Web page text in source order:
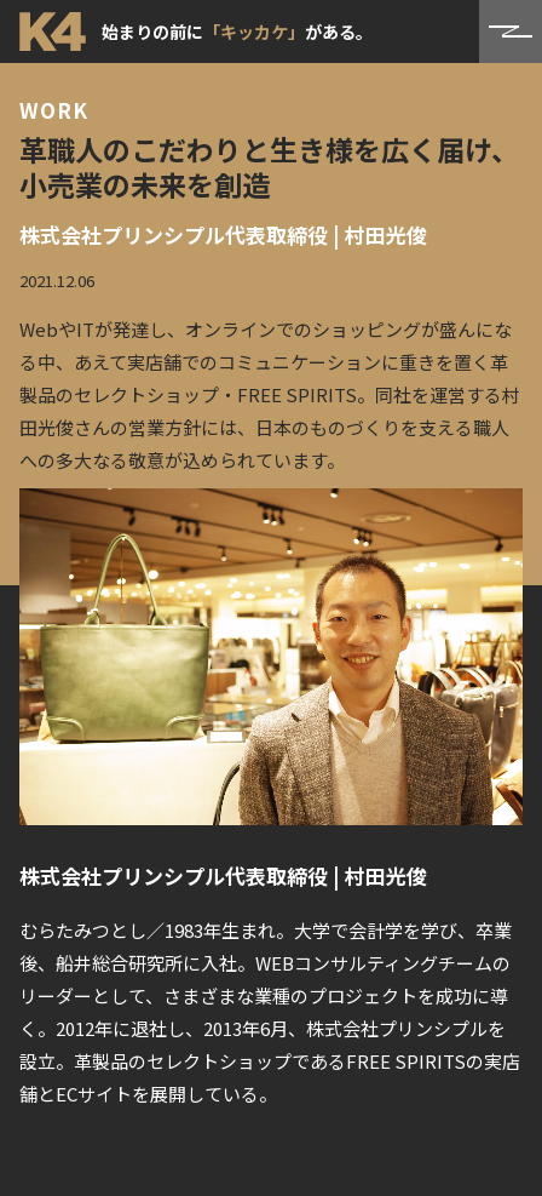
始まりの前に 「キッカケ」 がある。
WORK
革職人のこだわりと生き様を広く届け、
小売業の未来を創造
株式会社プリンシプル代表取締役 | 村田光俊
2021.12.06
WebやITが発達し、オンラインでのショッピングが盛んにな
る中、あえて実店舗でのコミュニケーションに重きを置く革
製品のセレクトショップ・FREE SPIRITS。同社を運営する村
田光俊さんの営業方針には、日本のものづくりを支える職人
への多大なる敬意が込められています。
株式会社プリンシプル代表取締役 | 村田光俊
むらたみつとし／1983年生まれ。大学で会計学を学び、卒業
後、船井総合研究所に入社。WEBコンサルティングチームの
リーダーとして、さまざまな業種のプロジェクトを成功に導
く。2012年に退社し、2013年6月、株式会社プリンシプルを
設立。革製品のセレクトショップであるFREE SPIRITSの実店
舗とECサイトを展開している。